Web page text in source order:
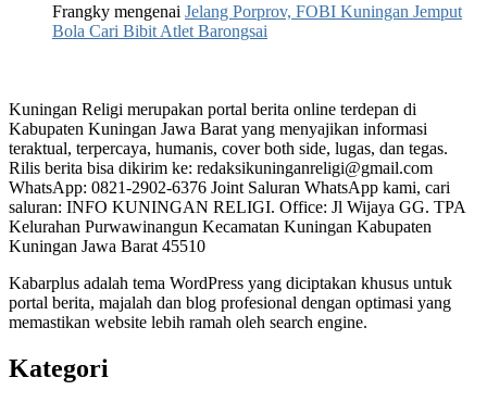
Frangky mengenai ‎Jelang Porprov, FOBI Kuningan Jemput
Bola Cari Bibit Atlet Barongsai‎‎
Kuningan Religi merupakan portal berita online terdepan di
Kabupaten Kuningan Jawa Barat yang menyajikan informasi
teraktual, terpercaya, humanis, cover both side, lugas, dan tegas.
Rilis berita bisa dikirim ke: redaksikuninganreligi@gmail.com
WhatsApp: 0821-2902-6376 Joint Saluran WhatsApp kami, cari
saluran: INFO KUNINGAN RELIGI. Office: Jl Wijaya GG. TPA
Kelurahan Purwawinangun Kecamatan Kuningan Kabupaten
Kuningan Jawa Barat 45510
Kabarplus adalah tema WordPress yang diciptakan khusus untuk
portal berita, majalah dan blog profesional dengan optimasi yang
memastikan website lebih ramah oleh search engine.
Kategori